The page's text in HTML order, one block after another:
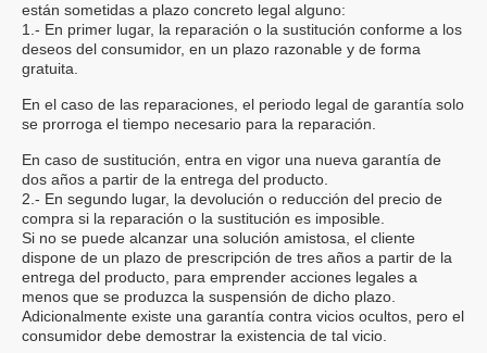
están sometidas a plazo concreto legal alguno:
1.- En primer lugar, la reparación o la sustitución conforme a los
deseos del consumidor, en un plazo razonable y de forma
gratuita.
En el caso de las reparaciones, el periodo legal de garantía solo
se prorroga el tiempo necesario para la reparación.
En caso de sustitución, entra en vigor una nueva garantía de
dos años a partir de la entrega del producto.
2.- En segundo lugar, la devolución o reducción del precio de
compra si la reparación o la sustitución es imposible.
Si no se puede alcanzar una solución amistosa, el cliente
dispone de un plazo de prescripción de tres años a partir de la
entrega del producto, para emprender acciones legales a
menos que se produzca la suspensión de dicho plazo.
Adicionalmente existe una garantía contra vicios ocultos, pero el
consumidor debe demostrar la existencia de tal vicio.